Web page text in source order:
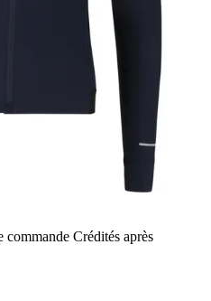
commande Crédités après